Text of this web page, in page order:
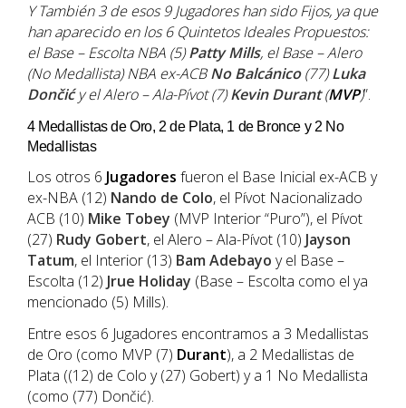
Y También 3 de esos 9 Jugadores han sido Fijos, ya que
han aparecido en los 6 Quintetos Ideales Propuestos:
el Base – Escolta NBA (5)Patty Mills, el Base – Alero
(No Medallista) NBA ex-ACBNo Balcánico(77)Luka
Dončićy el Alero – Ala-Pívot (7)Kevin Durant(MVP)”.
4 Medallistas de Oro, 2 de Plata, 1 de Bronce y 2 No
Medallistas
Los otros 6 Jugadores fueron el Base Inicial ex-ACB y
ex-NBA (12) Nando de Colo, el Pívot Nacionalizado
ACB (10) Mike Tobey (MVP Interior “Puro”), el Pívot
(27) Rudy Gobert, el Alero – Ala-Pívot (10) Jayson
Tatum, el Interior (13) Bam Adebayo y el Base –
Escolta (12) Jrue Holiday (Base – Escolta como el ya
mencionado (5) Mills).
Entre esos 6 Jugadores encontramos a 3 Medallistas
de Oro (como MVP (7) Durant), a 2 Medallistas de
Plata ((12) de Colo y (27) Gobert) y a 1 No Medallista
(como (77) Dončić).